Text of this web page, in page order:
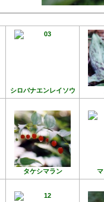
シロバナエンレイソウ
タケシマラン